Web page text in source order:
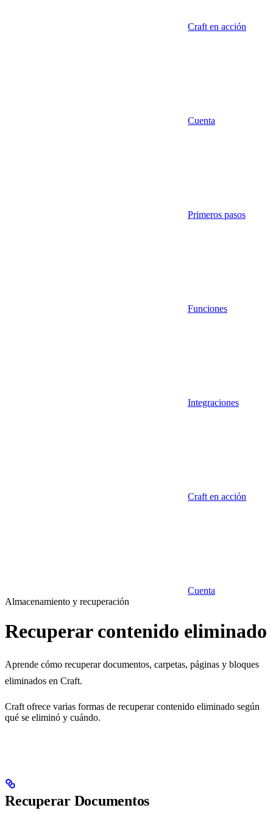
Craft en acción
Cuenta
Primeros pasos
Funciones
Integraciones
Craft en acción
Cuenta
Almacenamiento y recuperación
Recuperar contenido eliminado
Aprende cómo recuperar documentos, carpetas, páginas y bloques
eliminados en Craft.
Craft ofrece varias formas de recuperar contenido eliminado según
qué se eliminó y cuándo.
Recuperar Documentos